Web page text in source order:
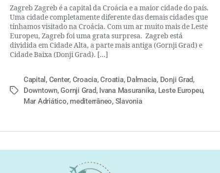
Zagreb Zagreb é a capital da Croácia e a maior cidade do país.
Uma cidade completamente diferente das demais cidades que
tínhamos visitado na Croácia. Com um ar muito mais de Leste
Europeu, Zagreb foi uma grata surpresa. Zagreb está
dividida em Cidade Alta, a parte mais antiga (Gornji Grad) e
Cidade Baixa (Donji Grad). […]
Capital , Center, Croacia,Croatia, Dalmacia, Donji Grad,
Downtown,Gornji Grad, Ivana Masuranika, Leste Europeu,
Mar Adriático, mediterrâneo, Slavonia